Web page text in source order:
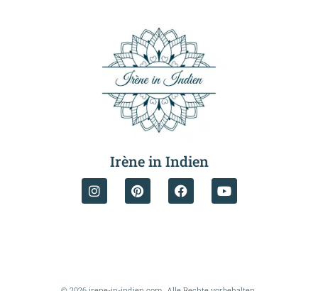
Irène in Indien